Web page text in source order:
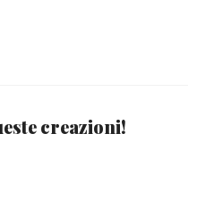
creazioni!